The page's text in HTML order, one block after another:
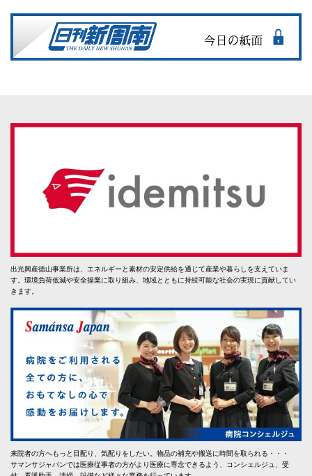
出光興産徳山事業所は、エネルギーと素材の安定供給を通じて産業や暮らしを支えていま
す。環境負荷低減や安全操業に取り組み、地域とともに持続可能な社会の実現に貢献してい
きます。
来院者の方へもっと目配り、気配りをしたい。物品の補充や搬送に時間を取られる・・・
サマンサジャパンでは医療従事者の方がより医療に専念できるよう、コンシェルジュ、受